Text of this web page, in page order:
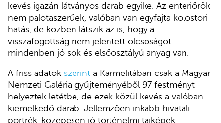
kevés igazán látványos darab egyike. Az enteriőrök
nem palotaszerűek, valóban van egyfajta kolostori
hatás, de közben látszik az is, hogy a
visszafogottság nem jelentett olcsóságot:
mindenben jó sok és elsőosztályú anyag van.
A friss adatok szerint a Karmelitában csak a Magyar
Nemzeti Galéria gyűjteményéből 97 festményt
helyeztek letétbe, de ezek közül kevés a valóban
kiemelkedő darab. Jellemzően inkább hivatali
portrék, közepesen jó történelmi tájképek,